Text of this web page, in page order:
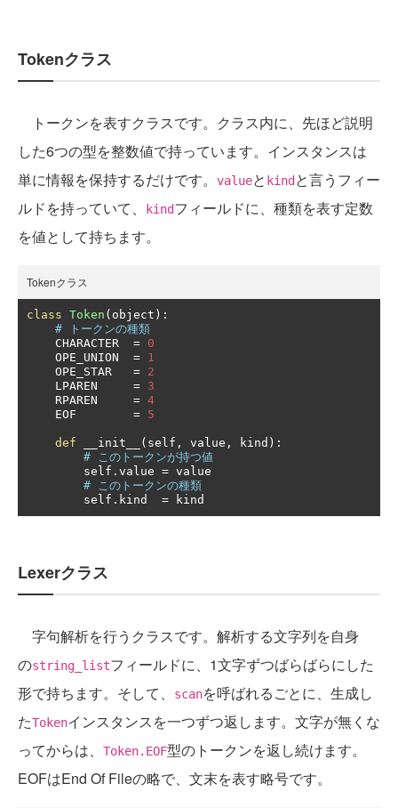
Tokenクラス
トークンを表すクラスです。クラス内に、先ほど説明
した6つの型を整数値で持っています。インスタンスは
単に情報を保持するだけです。
valueと kind と言うフィー
ルドを持っていて、
kindフィールドに、種類を表す定数
を値として持ちます。
Tokenクラス
class Token ( object ):
# トークンの種類
    CHARACTER
= 0
    OPE_UNION
= 1
    OPE_STAR
= 2
    LPAREN
= 3
    RPAREN
= 4
    EOF
= 5
def __init__ ( self , value , kind ):
# このトークンが持つ値
        self
. value = value
# このトークンの種類
        self
. kind = kind
Lexerクラス
字句解析を行うクラスです。解析する文字列を自身
のstring_listフィールドに、1文字ずつばらばらにした
形で持ちます。そして、
scanを呼ばれるごとに、生成し
たTokenインスタンスを一つずつ返します。文字が無くな
ってからは、
Token.EOF型のトークンを返し続けます。
EOFはEnd Of Fileの略で、文末を表す略号です。